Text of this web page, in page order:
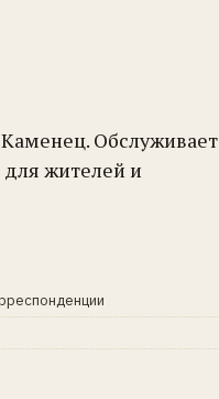
Обслуживает
жителей и